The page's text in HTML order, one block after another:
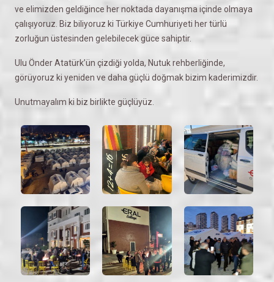
ve elimizden geldiğince her noktada dayanışma içinde olmaya
çalışıyoruz. Biz biliyoruz ki Türkiye Cumhuriyeti her türlü
zorluğun üstesinden gelebilecek güce sahiptir.
Ulu Önder Atatürk’ün çizdiği yolda, Nutuk rehberliğinde,
görüyoruz ki yeniden ve daha güçlü doğmak bizim kaderimizdir.
Unutmayalım ki biz birlikte güçlüyüz.